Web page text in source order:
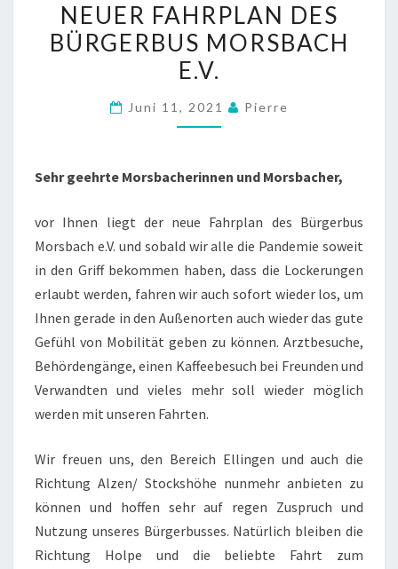
FAHRPLAN
DES
BÜRGERBUS
E.V.
NEUER FAHRPLAN DES
BÜRGERBUS MORSBACH
E.V.
Juni 11, 2021 Pierre
Sehr geehrte Morsbacherinnen und Morsbacher,
vor Ihnen liegt der neue Fahrplan des Bürgerbus
Morsbach e.V. und sobald wir alle die Pandemie soweit
in den Griff bekommen haben, dass die Lockerungen
erlaubt werden, fahren wir auch sofort wieder los, um
Ihnen gerade in den Außenorten auch wieder das gute
Gefühl von Mobilität geben zu können. Arztbesuche,
Behördengänge, einen Kaffeebesuch bei Freunden und
Verwandten und vieles mehr soll wieder möglich
werden mit unseren Fahrten.
Wir freuen uns, den Bereich Ellingen und auch die
Richtung Alzen/ Stockshöhe nunmehr anbieten zu
können und hoffen sehr auf regen Zuspruch und
Nutzung unseres Bürgerbusses. Natürlich bleiben die
Richtung Holpe und die beliebte Fahrt zum